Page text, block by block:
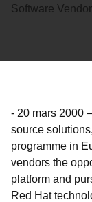
Software
- 20 mars 2000
source
programme in
vendors the
platform and
Red Hat